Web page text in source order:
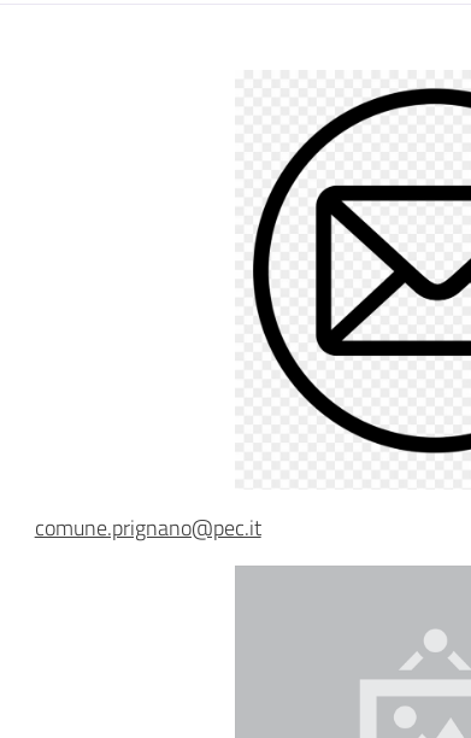
comune.prignano@pec.it